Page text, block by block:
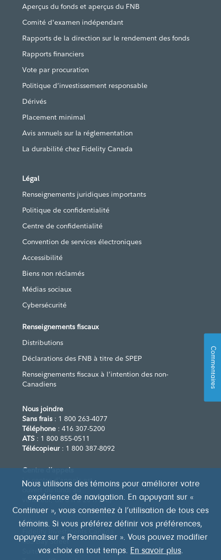
Aperçus du fonds et aperçus du FNB
Comité d'examen indépendant
Rapports de la direction sur le rendement des fonds
Rapports financiers
Vote par procuration
Politique d’investissement responsable
Dérivés
Placement minimal
Avis annuels sur la réglementation
La durabilité chez Fidelity Canada
Légal
Renseignements juridiques importants
Politique de confidentialité
Centre de confidentialité
Convention de services électroniques
Accessibilité
Biens non réclamés
Médias sociaux
Cybersécurité
Renseignements fiscaux
Distributions
Déclarations des FNB à titre de SPEP
Renseignements fiscaux à l’intention des non-
Canadiens
Nous joindre
Sans frais: 1 800 263-4077
Téléphone : 416 307-5200
ATS : 1 800 855-0511
Télécopieur: 1 800 387-8092
Centre d’appels
Le centre d’appels est
vendredi, de 8 h à 20 h (HE)
Adresse
Fidelity Investments Canada
483 Bay Street
Suite 300
Nous utilisons des témoins pour améliorer votre
expérience de navigation. En appuyant sur «
Continuer », vous consentez à l’utilisation de tous ces
témoins. Si vous préférez définir vos préférences,
appuyez sur « Personnaliser ». Vous pouvez modifier
vos choix en tout temps. En savoir plus.
Commentaires